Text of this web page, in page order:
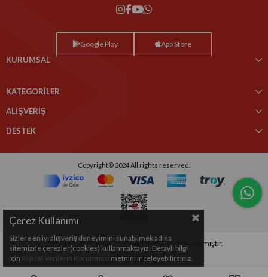
Google Play App Store
KURUMSAL
KATEGORİLER
ALIŞVERİŞ
DESTEK
Copyright© 2024 All rights reserved.
Bu sitenin kurulumu Keyo Digital tarafından yapılmıştır.
Çerez Kullanımı
Sizlere en iyi alışveriş deneyimini sunabilmek adına
sitemizde çerezler(cookies) kullanmaktayız. Detaylı bilgi
için Kişisel Verilerin Korunması metnini inceleyebilirsiniz.